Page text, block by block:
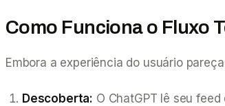
Como Funciona o Fluxo
Embora a experiência do usuário
Descoberta: O ChatGPT lê seu